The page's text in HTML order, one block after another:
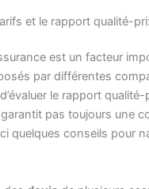
et le rapport qualité-
est un facteur
par différentes
le rapport
pas toujours une
quelques conseils pour